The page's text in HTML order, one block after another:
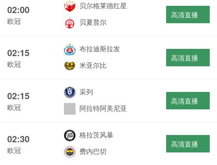
02:00
欧冠
贝尔格莱德红星
贝夏普尔
高清直播
02:15
欧冠
布拉迪斯拉发
米亚尔比
高清直播
02:15
欧冠
采列
阿拉特阿美尼亚
高清直播
02:30
欧冠
格拉茨风暴
费内巴切
高清直播